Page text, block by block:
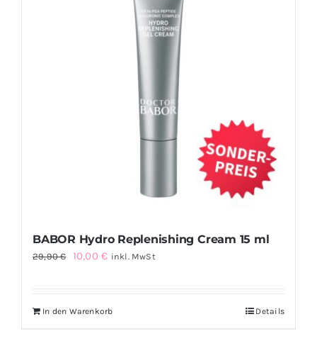
BABOR Hydro Replenishing Cream 15 ml
29,90€
Ursprünglicher
29,90 €
10,00€Aktueller
10,00 €.
inkl. MwSt
In den Warenkorb Details